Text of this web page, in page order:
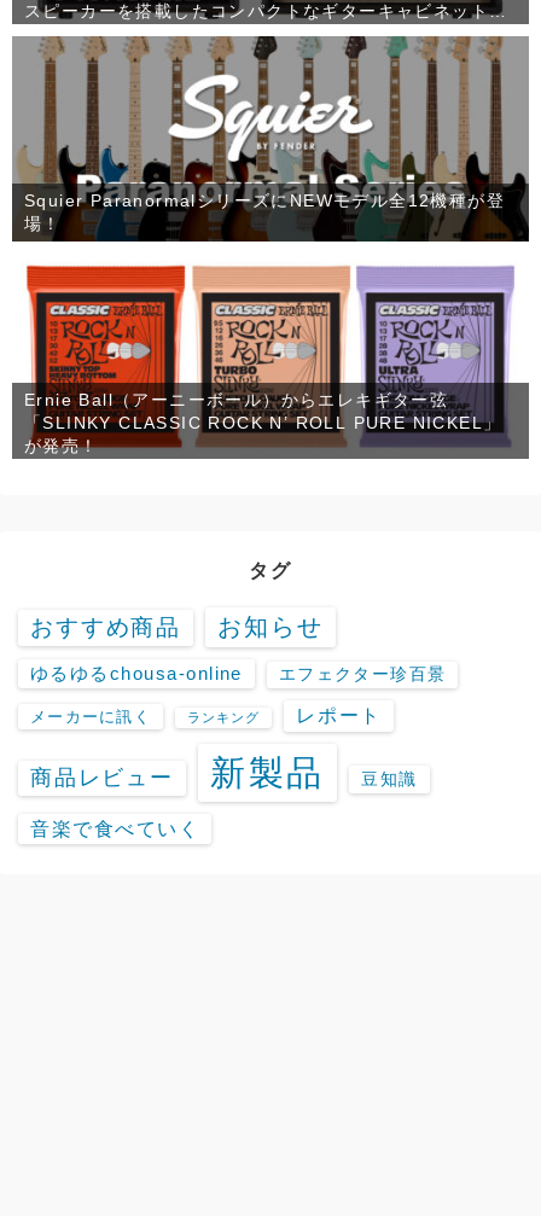
スピーカーを搭載したコンパクトなギターキャビネット
「1×12 RV90」が発売！
Squier ParanormalシリーズにNEWモデル全12機種が登
場！
Ernie Ball（アーニーボール）からエレキギター弦
「SLINKY CLASSIC ROCK N’ ROLL PURE NICKEL」
が発売！
タグ
おすすめ商品 お知らせ
ゆるゆるchousa-online エフェクター珍百景
メーカーに訊く ランキング レポート
商品レビュー 新製品 豆知識
音楽で食べていく